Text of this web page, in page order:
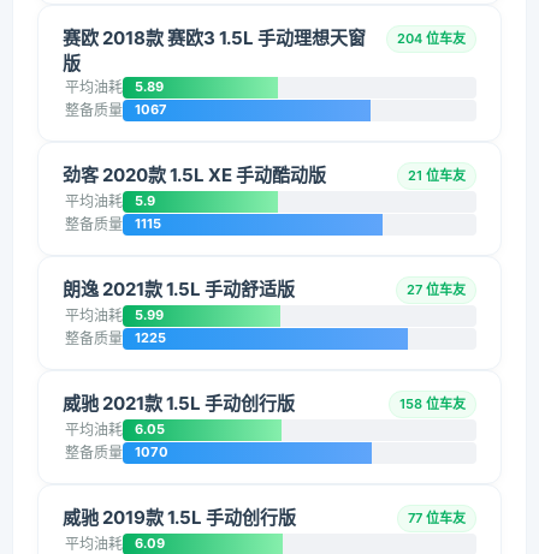
赛欧 2018款 赛欧3 1.5L 手动理想天窗
版
204 位车友
平均油耗 5.89
整备质量 1067
劲客 2020款 1.5L XE 手动酷动版 21 位车友
平均油耗 5.9
整备质量 1115
朗逸 2021款 1.5L 手动舒适版 27 位车友
平均油耗 5.99
整备质量 1225
威驰 2021款 1.5L 手动创行版 158 位车友
平均油耗 6.05
整备质量 1070
威驰 2019款 1.5L 手动创行版 77 位车友
平均油耗 6.09